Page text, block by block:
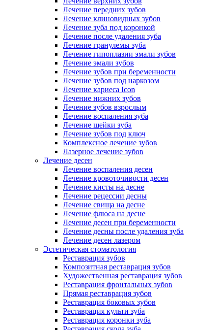
Лечение передних зубов
Лечение клиновидных зубов
Лечение зуба под коронкой
Лечение после удаления зуба
Лечение гранулемы зуба
Лечение гипоплазии эмали зубов
Лечение эмали зубов
Лечение зубов при беременности
Лечение зубов под наркозом
Лечение кариеса Icon
Лечение нижних зубов
Лечение зубов взрослым
Лечение воспаления зуба
Лечение шейки зуба
Лечение зубов под ключ
Комплексное лечение зубов
Лазерное лечение зубов
Лечение десен
Лечение воспаления десен
Лечение кровоточивости десен
Лечение кисты на десне
Лечение рецессии десны
Лечение свища на десне
Лечение флюса на десне
Лечение десен при беременности
Лечение десны после удаления зуба
Лечение десен лазером
Эстетическая стоматология
Реставрация зубов
Композитная реставрация зубов
Художественная реставрация зубов
Реставрация фронтальных зубов
Прямая реставрация зубов
Реставрация боковых зубов
Реставрация культи зуба
Реставрация коронки зуба